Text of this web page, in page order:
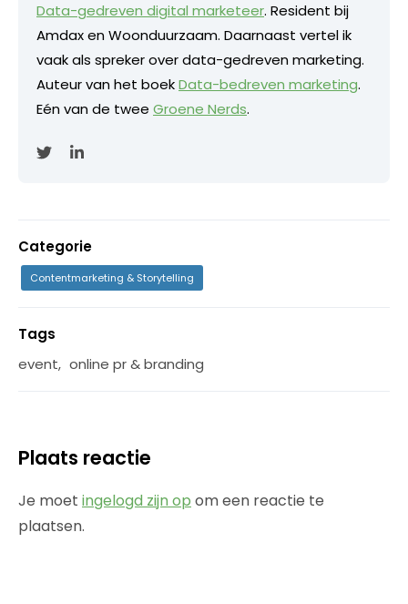
Data-gedreven digital marketeer. Resident bij
Amdax en Woonduurzaam. Daarnaast vertel ik
vaak als spreker over data-gedreven marketing.
Auteur van het boekData-bedreven marketing.
Eén van de twee Groene Nerds.
Categorie
Contentmarketing & Storytelling
Tags
event, online pr & branding
Plaats reactie
Je moet ingelogd zijn op om een reactie te
plaatsen.